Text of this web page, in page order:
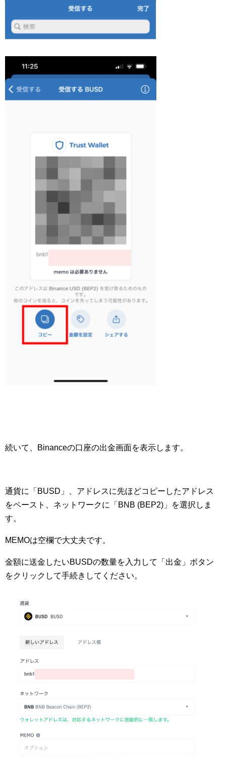
続いて、Binanceの口座の出金画面を表示します。
通貨に「BUSD」、アドレスに先ほどコピーしたアドレス
をペースト、ネットワークに「BNB (BEP2)」を選択しま
す。
MEMOは空欄で大丈夫です。
金額に送金したいBUSDの数量を入力して「出金」ボタン
をクリックして手続きしてください。